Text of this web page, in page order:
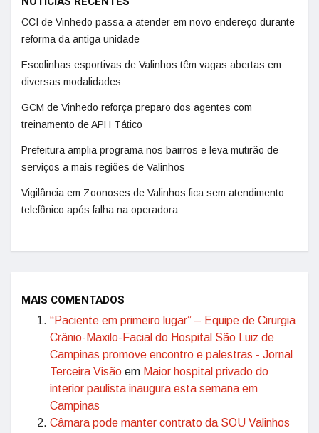
CCI de Vinhedo passa a atender em novo endereço durante
reforma da antiga unidade
Escolinhas esportivas de Valinhos têm vagas abertas em
diversas modalidades
GCM de Vinhedo reforça preparo dos agentes com
treinamento de APH Tático
Prefeitura amplia programa nos bairros e leva mutirão de
serviços a mais regiões de Valinhos
Vigilância em Zoonoses de Valinhos fica sem atendimento
telefônico após falha na operadora
MAIS COMENTADOS
“Paciente em primeiro lugar” – Equipe de Cirurgia
Crânio-Maxilo-Facial do Hospital São Luiz de
Campinas promove encontro e palestras - Jornal
Terceira Visão em Maior hospital privado do
interior paulista inaugura esta semana em
Campinas
Câmara pode manter contrato da SOU Valinhos